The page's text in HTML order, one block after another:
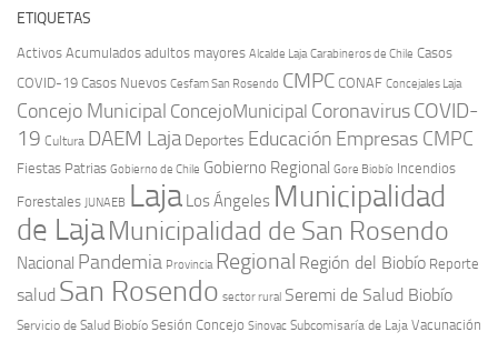
ETIQUETAS
Activos Acumulados adultos mayores Alcalde Laja Carabineros de Chile Casos
COVID-19 Casos Nuevos Cesfam San Rosendo CMPC CONAF Concejales Laja
Concejo Municipal ConcejoMunicipal CoronavirusCOVID-
19 Cultura DAEM Laja Deportes Educación Empresas CMPC
Fiestas Patrias Gobierno de Chile Gobierno Regional Gore Biobío Incendios
Forestales JUNAEB Laja Los Ángeles Municipalidad
de LajaMunicipalidad de San Rosendo
Nacional Pandemia Provincia Regional Región del Biobío Reporte
salud San Rosendo sector rural Seremi de Salud Biobío
Servicio de Salud Biobío Sesión Concejo Sinovac Subcomisaría de Laja Vacunación